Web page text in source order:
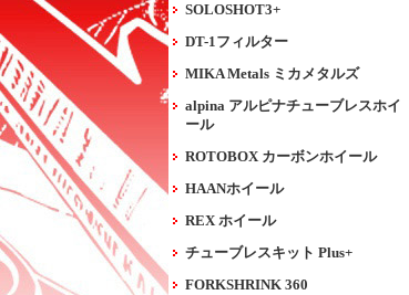
SOLOSHOT3+
DT-1フィルター
MIKA Metals ミカメタルズ
alpina アルピナチューブレスホイ
ール
ROTOBOX カーボンホイール
HAANホイール
REX ホイール
チューブレスキット Plus+
FORKSHRINK 360